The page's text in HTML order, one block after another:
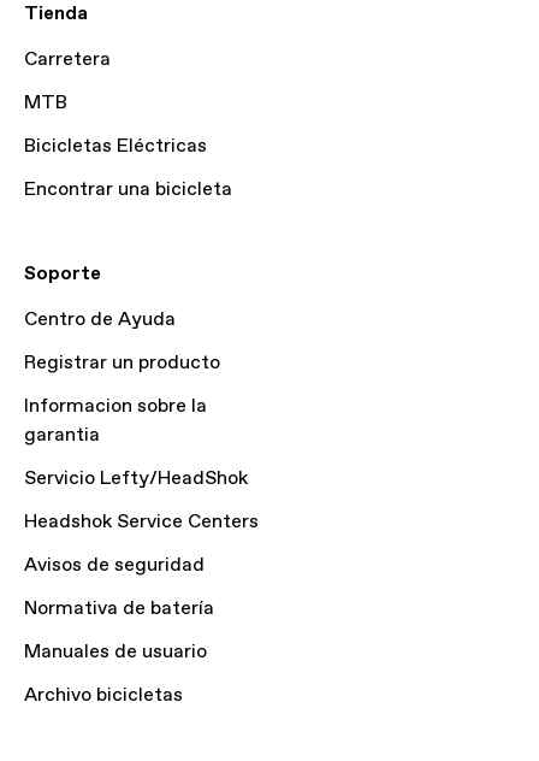
Tienda
Carretera
MTB
Bicicletas Eléctricas
Encontrar una bicicleta
Soporte
Centro de Ayuda
Registrar un producto
Informacion sobre la
garantia
Servicio Lefty/HeadShok
Headshok Service Centers
Avisos de seguridad
Normativa de batería
Manuales de usuario
Archivo bicicletas